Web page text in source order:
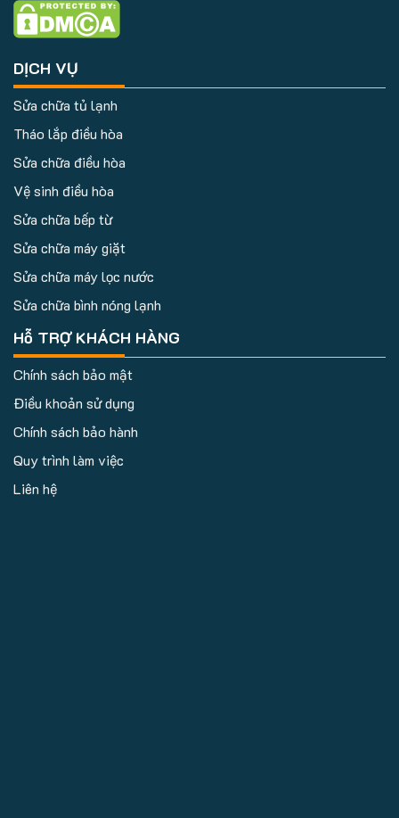
DỊCH VỤ
Sửa chữa tủ lạnh
Tháo lắp điều hòa
Sửa chữa điều hòa
Vệ sinh điều hòa
Sửa chữa bếp từ
Sửa chữa máy giặt
Sửa chữa máy lọc nước
Sửa chữa bình nóng lạnh
Hỗ TRỢ KHÁCH HÀNG
Chính sách bảo mật
Điều khoản sử dụng
Chính sách bảo hành
Quy trình làm việc
Liên hệ